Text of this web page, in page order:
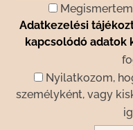
Adatkezelési
kapcsolódó adatok
Nyilatkozom,
személyként, vagy